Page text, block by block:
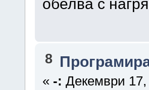
обелва с
8
« -: Декември